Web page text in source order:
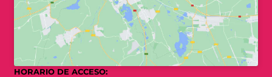
HORARIO DE ACCESO: